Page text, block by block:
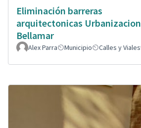
Eliminación barreras
arquitectonicas Urbanizacion
Bellamar
Alex Parra Municipio Calles y Viales